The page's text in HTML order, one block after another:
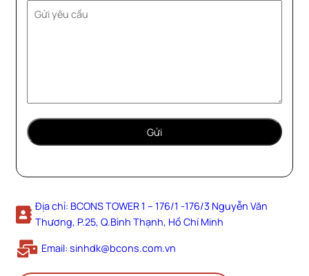
Địa chỉ: BCONS TOWER 1 – 176/1 -176/3 Nguyễn Văn
Thương, P.25, Q.Bình Thạnh, Hồ Chí Minh
Email: sinhdk@bcons.com.vn